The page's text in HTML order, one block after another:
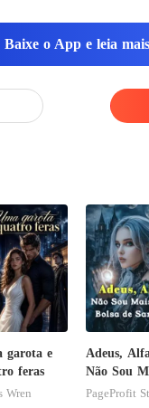
Baixe o App e leia mais
garota e
feras
Wren
Adeus,
Não Sou
Sua Bolsa
PageProfit